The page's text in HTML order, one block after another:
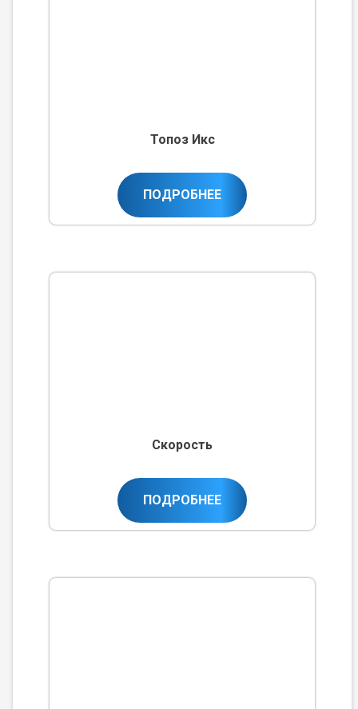
Топоз Икс
ПОДРОБНЕЕ
Скорость
ПОДРОБНЕЕ